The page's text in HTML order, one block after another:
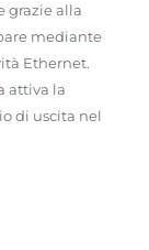
grazie alla
mediante
Ethernet.
attiva la
di uscita nel